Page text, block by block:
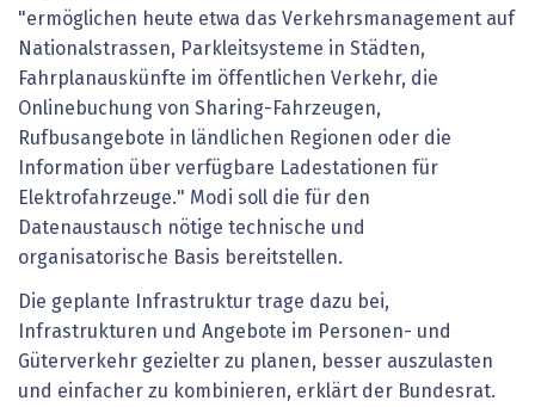
"ermöglichen heute etwa das Verkehrsmanagement auf
Nationalstrassen, Parkleitsysteme in Städten,
Fahrplanauskünfte im öffentlichen Verkehr, die
Onlinebuchung von Sharing-Fahrzeugen,
Rufbusangebote in ländlichen Regionen oder die
Information über verfügbare Ladestationen für
Elektrofahrzeuge." Modi soll die für den
Datenaustausch nötige technische und
organisatorische Basis bereitstellen.
Die geplante Infrastruktur trage dazu bei,
Infrastrukturen und Angebote im Personen- und
Güterverkehr gezielter zu planen, besser auszulasten
und einfacher zu kombinieren, erklärt der Bundesrat.